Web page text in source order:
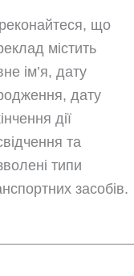
що
містить
ім’я, дату
дату
дії
та
типи
засобів.